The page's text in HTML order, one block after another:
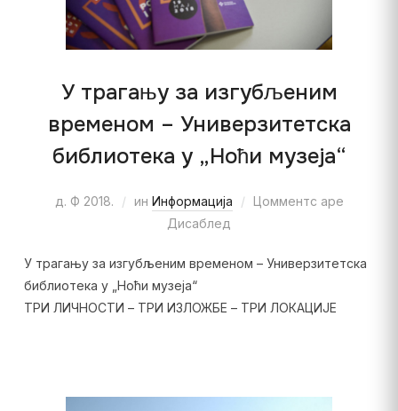
У трагању за изгубљеним
временом – Универзитетска
библиотека у „Ноћи музеја“
д. Ф 2018. ин Информација
Цомментс аре
Дисаблед
У трагању за изгубљеним временом – Универзитетска
библиотека у „Ноћи музеја“
ТРИ ЛИЧНОСТИ – ТРИ ИЗЛОЖБЕ – ТРИ ЛОКАЦИЈЕ